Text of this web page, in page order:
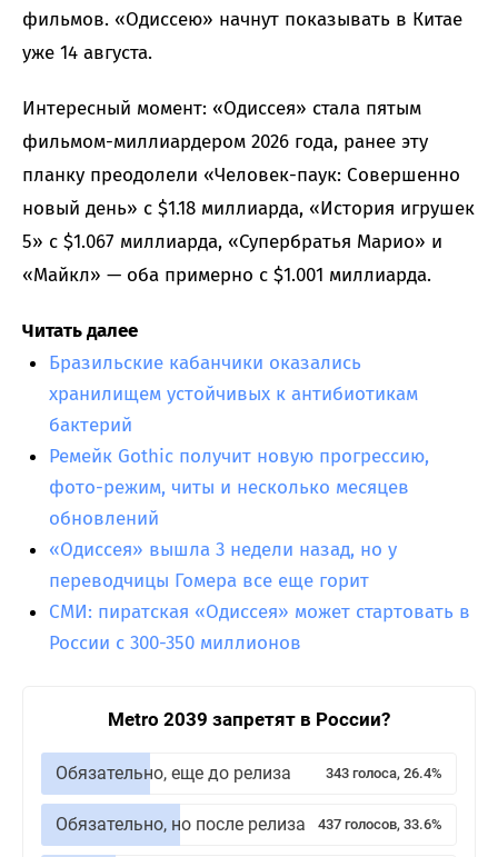
фильмов. «Одиссею» начнут показывать в Китае
уже 14 августа.
Интересный момент: «Одиссея» стала пятым
фильмом-миллиардером 2026 года, ранее эту
планку преодолели «Человек-паук: Совершенно
новый день» с $1.18 миллиарда, «История игрушек
5» с $1.067 миллиарда, «Супербратья Марио» и
«Майкл» — оба примерно с $1.001 миллиарда.
Читать далее
Бразильские кабанчики оказались
хранилищем устойчивых к антибиотикам
бактерий
Ремейк Gothic получит новую прогрессию,
фото-режим, читы и несколько месяцев
обновлений
«Одиссея» вышла 3 недели назад, но у
переводчицы Гомера все еще горит
СМИ: пиратская «Одиссея» может стартовать в
России с 300-350 миллионов
Metro 2039 запретят в России?
Обязательно, еще до релиза 343 голоса, 26.4%
Обязательно, но после релиза 437 голосов, 33.6%